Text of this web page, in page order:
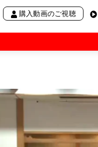
購入動画のご視聴